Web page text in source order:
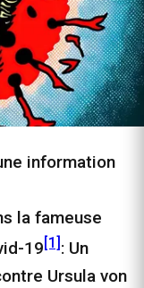
information
la fameuse
19[1] : Un
Ursula von